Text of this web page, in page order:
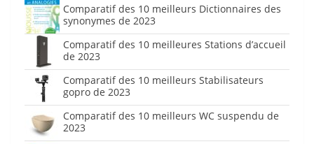
Comparatif des 10 meilleurs Dictionnaires des
synonymes de 2023
Comparatif des 10 meilleures Stations d’accueil
de 2023
Comparatif des 10 meilleurs Stabilisateurs
gopro de 2023
Comparatif des 10 meilleurs WC suspendu de
2023